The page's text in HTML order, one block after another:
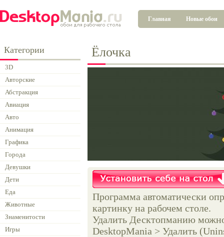
Главная Новые обои
Категории
3D
Авторские
Абстракция
Авиация
Авто
Анимация
Графика
Города
Девушки
Дети
Еда
Животные
Знаменитости
Игры
Ёлочка
Программа автоматически
картинку на рабочем столе.
Удалить Десктопманию
DesktopMania > Удалить